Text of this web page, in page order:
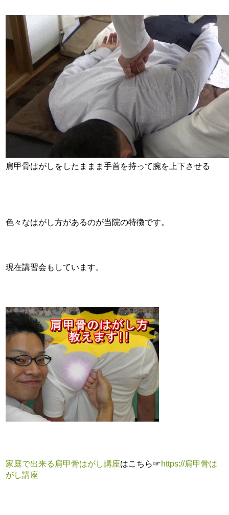
肩甲骨はがしをしたままま手首を持って腕を上下させる
色々なはがし方があるのが当院の特徴です。
現在講習会もしています。
家庭で出来る肩甲骨はがし講座はこちら☞https://肩甲骨は
がし講座